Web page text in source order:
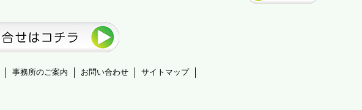
事務所のご案内 お問い合わせ サイトマップ